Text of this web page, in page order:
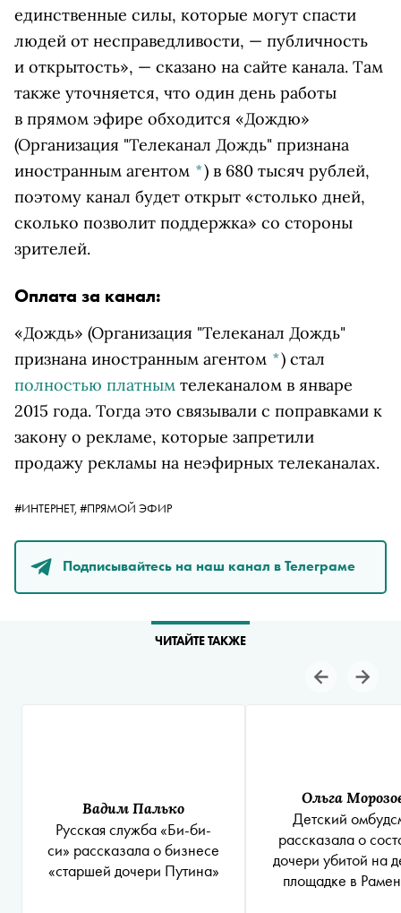
единственные силы, которые могут спасти
людей от несправедливости, — публичность
и открытость», — сказано на сайте канала. Там
также уточняется, что один день работы
в прямом эфире обходится «Дождю»
(Организация "Телеканал Дождь" признана
иностранным агентом *) в 680 тысяч рублей,
поэтому канал будет открыт «столько дней,
сколько позволит поддержка» со стороны
зрителей.
Оплата за канал:
«Дождь» (Организация "Телеканал Дождь"
признана иностранным агентом *) стал
полностью платным телеканалом в январе
2015 года. Тогда это связывали с поправками к
закону о рекламе, которые запретили
продажу рекламы на неэфирных телеканалах.
#ИНТЕРНЕТ, #ПРЯМОЙ ЭФИР
Подписывайтесь на наш канал в Телеграме
ЧИТАЙТЕ ТАКЖЕ
Вадим Палько
Русская служба «Би-би-
си» рассказала о бизнесе
«старшей дочери Путина»
Ольга
Детский
рассказала о
дочери убитой на
площадке в